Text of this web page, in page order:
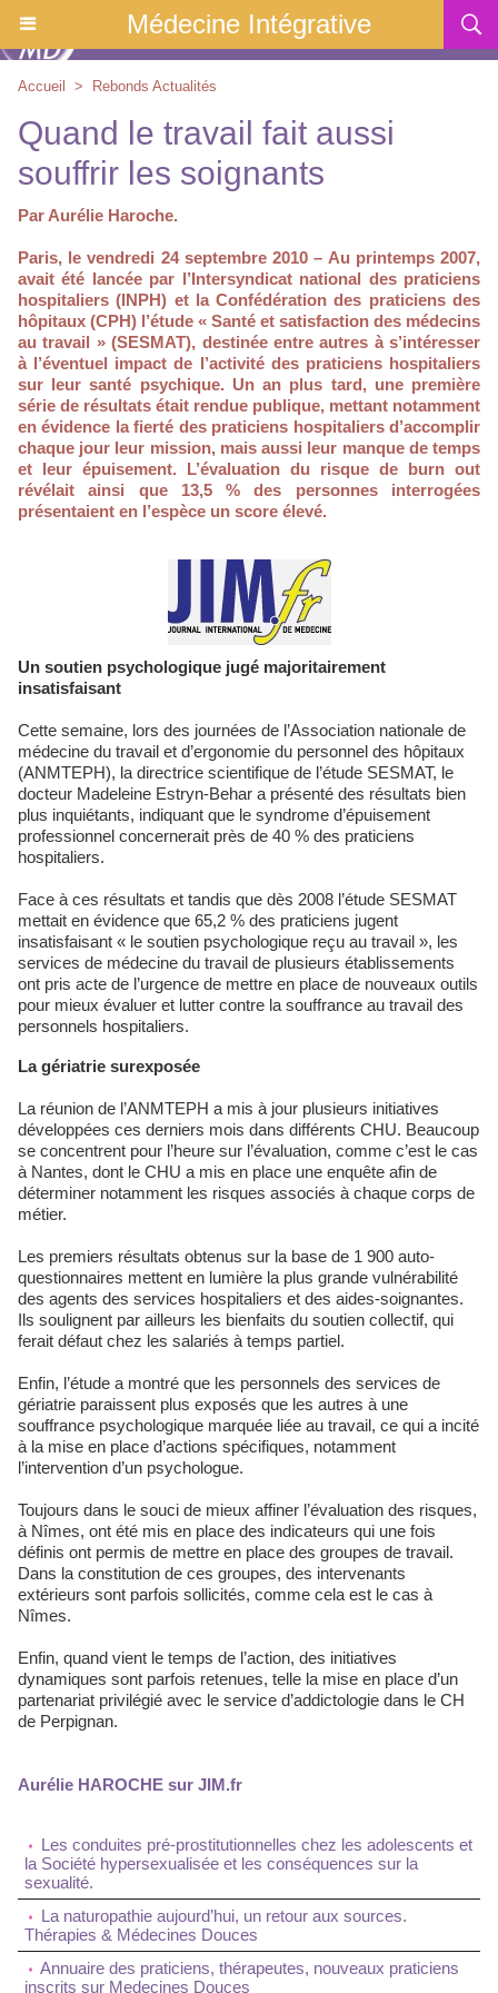
Médecine Intégrative
Accueil > Rebonds Actualités
Quand le travail fait aussi
souffrir les soignants
Par Aurélie Haroche.
Paris, le vendredi 24 septembre 2010 – Au printemps 2007,
avait été lancée par l’Intersyndicat national des praticiens
hospitaliers (INPH) et la Confédération des praticiens des
hôpitaux (CPH) l’étude « Santé et satisfaction des médecins
au travail » (SESMAT), destinée entre autres à s’intéresser
à l’éventuel impact de l’activité des praticiens hospitaliers
sur leur santé psychique. Un an plus tard, une première
série de résultats était rendue publique, mettant notamment
en évidence la fierté des praticiens hospitaliers d’accomplir
chaque jour leur mission, mais aussi leur manque de temps
et leur épuisement. L’évaluation du risque de burn out
révélait ainsi que 13,5 % des personnes interrogées
présentaient en l’espèce un score élevé.
Un soutien psychologique jugé majoritairement
insatisfaisant
Cette semaine, lors des journées de l’Association nationale de
médecine du travail et d’ergonomie du personnel des hôpitaux
(ANMTEPH), la directrice scientifique de l’étude SESMAT, le
docteur Madeleine Estryn-Behar a présenté des résultats bien
plus inquiétants, indiquant que le syndrome d’épuisement
professionnel concernerait près de 40 % des praticiens
hospitaliers.
Face à ces résultats et tandis que dès 2008 l’étude SESMAT
mettait en évidence que 65,2 % des praticiens jugent
insatisfaisant « le soutien psychologique reçu au travail », les
services de médecine du travail de plusieurs établissements
ont pris acte de l’urgence de mettre en place de nouveaux outils
pour mieux évaluer et lutter contre la souffrance au travail des
personnels hospitaliers.
La gériatrie surexposée
La réunion de l’ANMTEPH a mis à jour plusieurs initiatives
développées ces derniers mois dans différents CHU. Beaucoup
se concentrent pour l’heure sur l’évaluation, comme c’est le cas
à Nantes, dont le CHU a mis en place une enquête afin de
déterminer notamment les risques associés à chaque corps de
métier.
Les premiers résultats obtenus sur la base de 1 900 auto-
questionnaires mettent en lumière la plus grande vulnérabilité
des agents des services hospitaliers et des aides-soignantes.
Ils soulignent par ailleurs les bienfaits du soutien collectif, qui
ferait défaut chez les salariés à temps partiel.
Enfin, l’étude a montré que les personnels des services de
gériatrie paraissent plus exposés que les autres à une
souffrance psychologique marquée liée au travail, ce qui a incité
à la mise en place d’actions spécifiques, notamment
l’intervention d’un psychologue.
Toujours dans le souci de mieux affiner l’évaluation des risques,
à Nîmes, ont été mis en place des indicateurs qui une fois
définis ont permis de mettre en place des groupes de travail.
Dans la constitution de ces groupes, des intervenants
extérieurs sont parfois sollicités, comme cela est le cas à
Nîmes.
Enfin, quand vient le temps de l’action, des initiatives
dynamiques sont parfois retenues, telle la mise en place d’un
partenariat privilégié avec le service d’addictologie dans le CH
de Perpignan.
Aurélie HAROCHE sur JIM.fr
Les conduites pré-prostitutionnelles chez les adolescents et
la Société hypersexualisée et les conséquences sur la
sexualité.
La naturopathie aujourd’hui, un retour aux sources.
Thérapies & Médecines Douces
Annuaire des praticiens, thérapeutes, nouveaux praticiens
inscrits sur Medecines Douces